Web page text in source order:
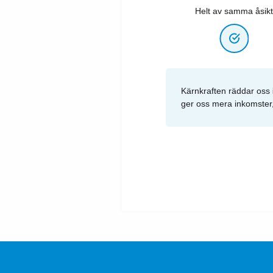
Helt av samma åsikt
Kärnkraften räddar
ger oss mera